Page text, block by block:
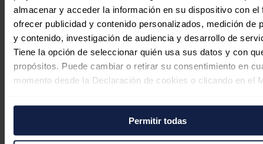
almacenar y acceder la información en su dispositivo con el
ofrecer publicidad y contenido personalizados, medición de
y contenido, investigación de audiencia y desarrollo de
Tiene la opción de seleccionar quién usa sus datos y con
propósitos. Puede cambiar o retirar su consentimiento en
momento desde la Declaración de cookies o clicando en el
Si lo permite, también quisiéramos:
Recopilar información sobre su ubicación geográfica
Permitir todas
millones
Redacción04/08/2026
gravar los beneficios extraordinarios